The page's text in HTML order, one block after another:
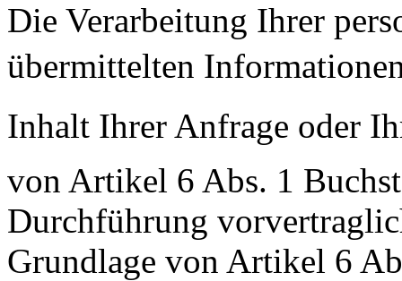
Die Verarbeitung Ihrer
übermittelten
Inhalt Ihrer Anfrage oder
von Artikel 6 Abs. 1
Durchführung
Grundlage von Artikel 6